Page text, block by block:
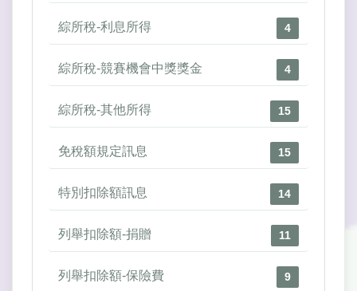
綜所稅-利息所得 4
綜所稅-競賽機會中獎獎金 4
綜所稅-其他所得 15
免稅額規定訊息 15
特別扣除額訊息 14
列舉扣除額-捐贈 11
列舉扣除額-保險費 9